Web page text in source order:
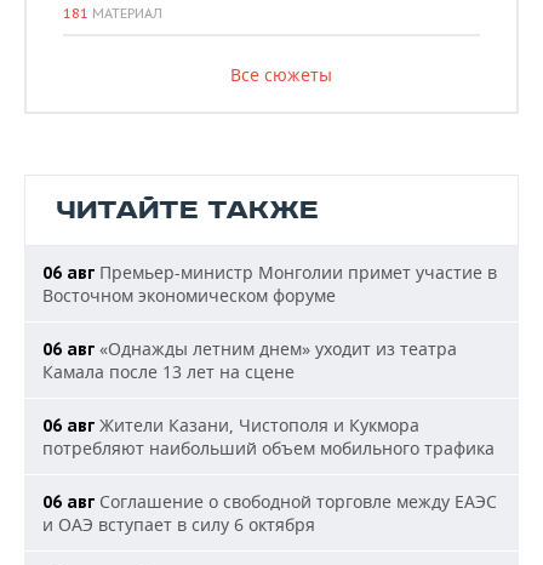
181 МАТЕРИАЛ
Все сюжеты
ЧИТАЙТЕ ТАКЖЕ
06 авг Премьер-министр Монголии примет участие в
Восточном экономическом форуме
06 авг «Однажды летним днем» уходит из театра
Камала после 13 лет на сцене
06 авг Жители Казани, Чистополя и Кукмора
потребляют наибольший объем мобильного трафика
06 авг Соглашение о свободной торговле между ЕАЭС
и ОАЭ вступает в силу 6 октября